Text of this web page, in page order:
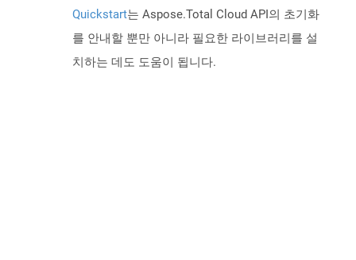
Quickstart는 Aspose.Total Cloud API의 초기화
를 안내할 뿐만 아니라 필요한 라이브러리를 설
치하는 데도 도움이 됩니다.